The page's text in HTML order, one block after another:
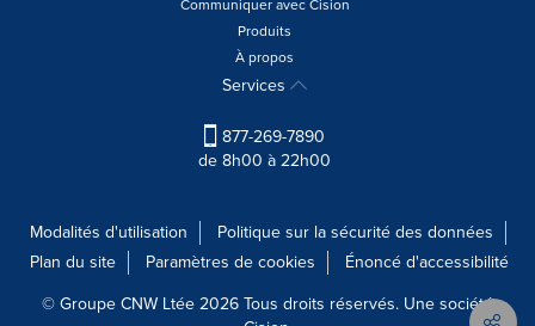
Communiquer avec Cision
Produits
À propos
Services
877-269-7890
de 8h00 à 22h00
Modalités d'utilisation
Politique sur la sécurité des données
Plan du site
Paramètres de cookies
Énoncé d'accessibilité
© Groupe CNW Ltée 2026 Tous droits réservés. Une société